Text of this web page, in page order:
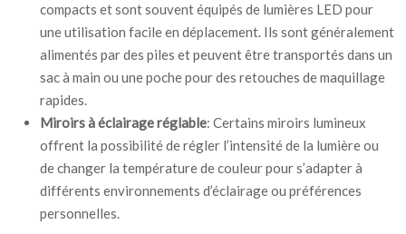
compacts et sont souvent équipés de lumières LED pour
une utilisation facile en déplacement. Ils sont généralement
alimentés par des piles et peuvent être transportés dans un
sac à main ou une poche pour des retouches de maquillage
rapides.
Miroirs à éclairage réglable: Certains miroirs lumineux
offrent la possibilité de régler l’intensité de la lumière ou
de changer la température de couleur pour s’adapter à
différents environnements d’éclairage ou préférences
personnelles.